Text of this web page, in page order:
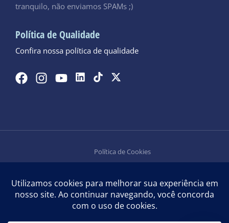
tranquilo, não enviamos SPAMs ;)
Política de Qualidade
Confira nossa política de qualidade
Política de Cookies